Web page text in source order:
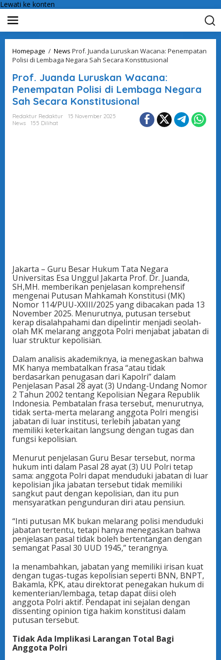
Lewati ke konten
Homepage / News Prof. Juanda Luruskan Wacana: Penempatan
Polisi di Lembaga Negara Sah Secara Konstitusional
Prof. Juanda Luruskan Wacana:
Penempatan Polisi di Lembaga Negara
Sah Secara Konstitusional
Redaktur Redaktur
15 November 2025
News
155 Dilihat
Jakarta – Guru Besar Hukum Tata Negara
Universitas Esa Unggul Jakarta Prof. Dr. Juanda,
SH,MH. memberikan penjelasan komprehensif
mengenai Putusan Mahkamah Konstitusi (MK)
Nomor 114/PUU-XXIII/2025 yang dibacakan pada 13
November 2025. Menurutnya, putusan tersebut
kerap disalahpahami dan dipelintir menjadi seolah-
olah MK melarang anggota Polri menjabat jabatan di
luar struktur kepolisian.
Dalam analisis akademiknya, ia menegaskan bahwa
MK hanya membatalkan frasa “atau tidak
berdasarkan penugasan dari Kapolri” dalam
Penjelasan Pasal 28 ayat (3) Undang-Undang Nomor
2 Tahun 2002 tentang Kepolisian Negara Republik
Indonesia. Pembatalan frasa tersebut, menurutnya,
tidak serta-merta melarang anggota Polri mengisi
jabatan di luar institusi, terlebih jabatan yang
memiliki keterkaitan langsung dengan tugas dan
fungsi kepolisian.
Menurut penjelasan Guru Besar tersebut, norma
hukum inti dalam Pasal 28 ayat (3) UU Polri tetap
sama: anggota Polri dapat menduduki jabatan di luar
kepolisian jika jabatan tersebut tidak memiliki
sangkut paut dengan kepolisian, dan itu pun
mensyaratkan pengunduran diri atau pensiun.
“Inti putusan MK bukan melarang polisi menduduki
jabatan tertentu, tetapi hanya menegaskan bahwa
penjelasan pasal tidak boleh bertentangan dengan
semangat Pasal 30 UUD 1945,” terangnya.
Ia menambahkan, jabatan yang memiliki irisan kuat
dengan tugas-tugas kepolisian seperti BNN, BNPT,
Bakamla, KPK, atau direktorat penegakan hukum di
kementerian/lembaga, tetap dapat diisi oleh
anggota Polri aktif. Pendapat ini sejalan dengan
dissenting opinion tiga hakim konstitusi dalam
putusan tersebut.
Tidak Ada Implikasi Larangan Total Bagi
Anggota Polri